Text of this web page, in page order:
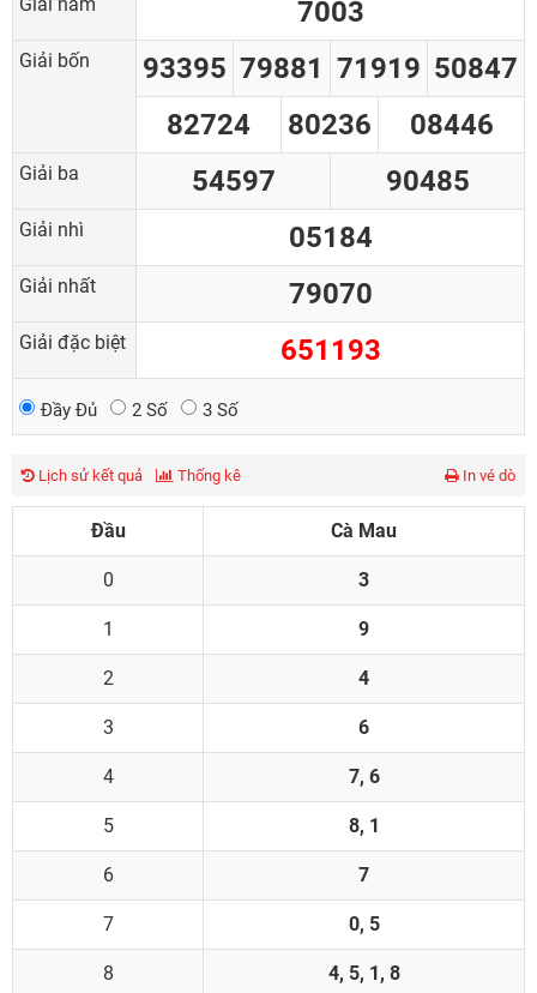
7003
Giải bốn 93395 79881 71919 50847
82724
80236 08446
Giải ba 54597 90485
Giải nhì 05184
Giải nhất 79070
Giải đặc biệt 651193
Đầy Đủ 2 Số 3 Số
Lịch sử kết quả Thống kê In vé dò
Đầu Cà Mau
0 3
1 9
2 4
3 6
4 7, 6
5 8, 1
6 7
7 0, 5
8 4, 5, 1, 8